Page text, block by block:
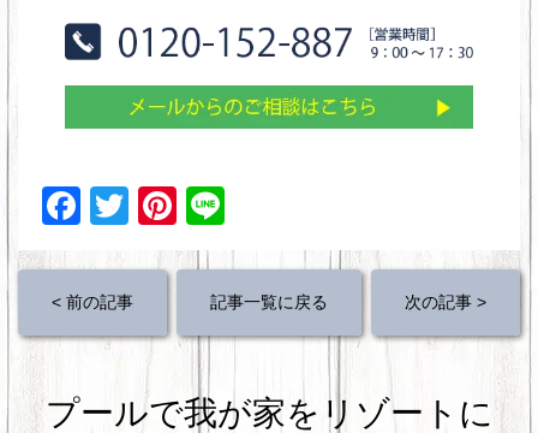
F
c
e
o
T
tt
er
Pi
nt
er
st
n
e
< 前の記事 記事一覧に戻る 次の記事 >
プールで我が家をリゾートに